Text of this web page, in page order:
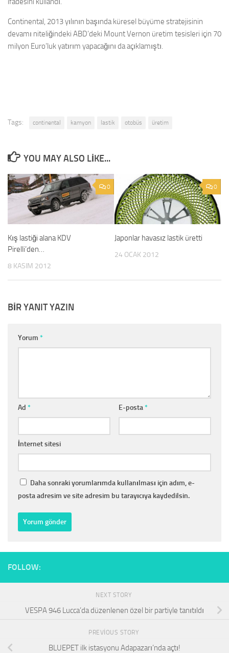
Continental, 2013 yılının başında küresel büyüme stratejisinin
devamı niteliğindeki ABD’deki Mount Vernon üretim tesisleri için 70
milyon Euro’luk yatırım yapacağını da açıklamıştı.
Tags: continental kamyon lastik otobüs üretim
YOU MAY ALSO LIKE...
0
Kış lastiği alana KDV
Pirelli’den…
8 KASIM 2012
0
Japonlar havasız lastik üretti
24 OCAK 2012
BIR YANIT YAZIN
Yorum *
Ad * E-posta*
İnternet sitesi
Daha sonraki yorumlarımda kullanılması için adım, e-
posta adresim ve site adresim bu tarayıcıya kaydedilsin.
FOLLOW:
NEXT STORY
VESPA 946 Lucca’da düzenlenen özel bir partiyle tanıtıldı
PREVIOUS STORY
BLUEPET ilk istasyonu Adapazarı’nda açtı!